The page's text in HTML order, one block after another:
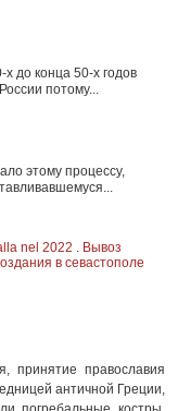
до конца 50-х годов
потому...
этому процессу,
nel 2022 . Вывоз
в севастополе
принятие православия
античной Греции,